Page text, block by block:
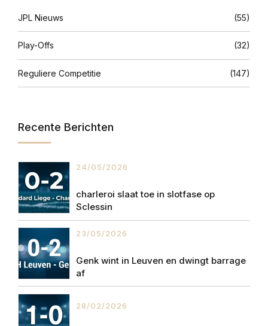
JPL Nieuws (55)
Play-Offs (32)
Reguliere Competitie (147)
Recente Berichten
24/05/2026
charleroi slaat toe in slotfase op
Sclessin
23/05/2026
Genk wint in Leuven en dwingt barrage
af
28/02/2026